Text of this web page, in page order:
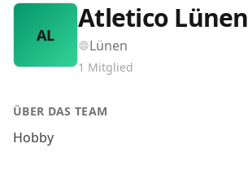
AL
Atletico Lünen
Lünen
1 Mitglied
ÜBER DAS TEAM
Hobby